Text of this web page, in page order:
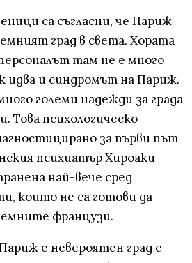
са съгласни, че Париж
град в света. Хората
там не е много
идва и синдромът на Париж.
големи надежди за града
Това психологическо
за първи път
психиатър Хироаки
най-вече сред
които не са готови да
французи.
е невероятен град с